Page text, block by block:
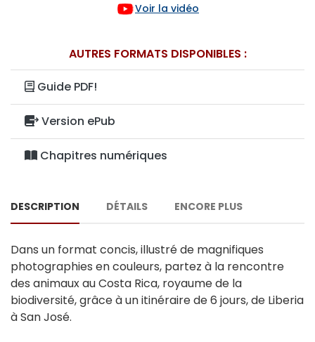
Voir la vidéo
AUTRES FORMATS DISPONIBLES :
Guide PDF!
Version ePub
Chapitres numériques
DESCRIPTION DÉTAILS ENCORE PLUS
Dans un format concis, illustré de magnifiques
photographies en couleurs, partez à la rencontre
des animaux au Costa Rica, royaume de la
biodiversité, grâce à un itinéraire de 6 jours, de Liberia
à San José.